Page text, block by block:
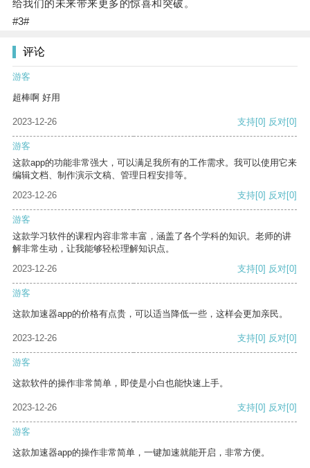
给我们的未来带来更多的惊喜和突破。
#3#
评论
游客
超棒啊 好用
2023-12-26 支持[0] 反对[0]
游客
这款app的功能非常强大，可以满足我所有的工作需求。我可以使用它来
编辑文档、制作演示文稿、管理日程安排等。
2023-12-26
支持[0] 反对[0]
游客
这款学习软件的课程内容非常丰富，涵盖了各个学科的知识。老师的讲
解非常生动，让我能够轻松理解知识点。
2023-12-26
支持[0] 反对[0]
游客
这款加速器app的价格有点贵，可以适当降低一些，这样会更加亲民。
2023-12-26 支持[0] 反对[0]
游客
这款软件的操作非常简单，即使是小白也能快速上手。
2023-12-26 支持[0] 反对[0]
游客
这款加速器app的操作非常简单，一键加速就能开启，非常方便。